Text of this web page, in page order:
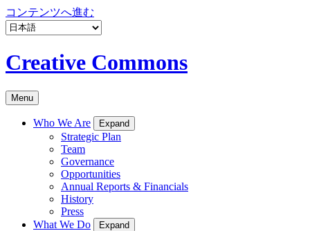
コンテンツへ進む
Creative Commons
Menu
Who We Are Expand
Strategic Plan
Team
Governance
Opportunities
Annual Reports & Financials
History
Press
What We Do
Expand